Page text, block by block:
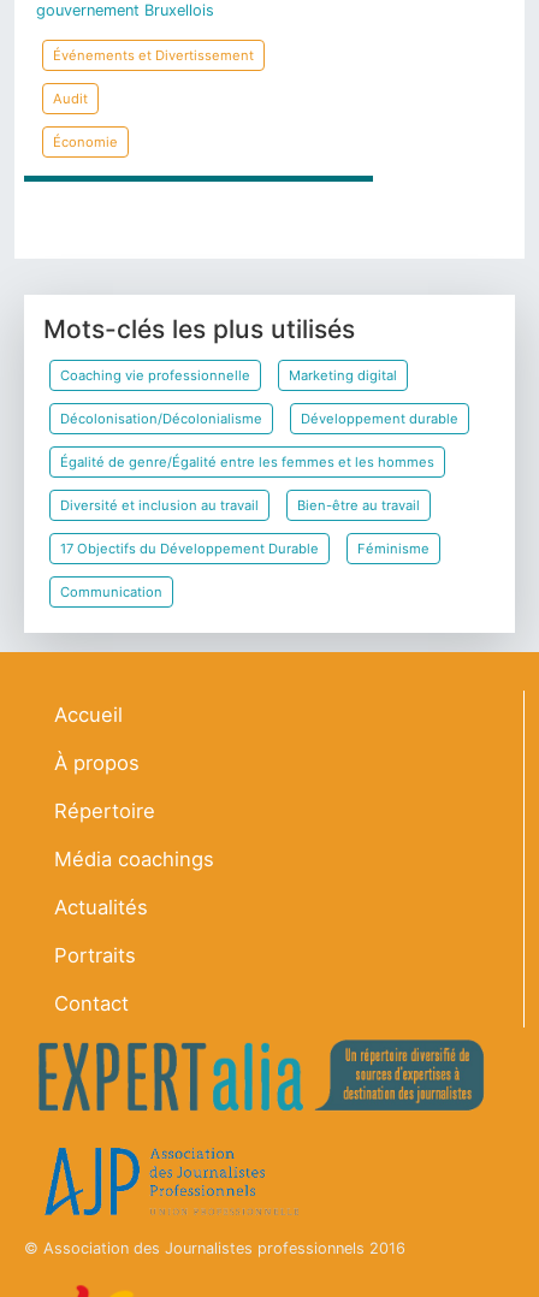
gouvernement Bruxellois
Événements et Divertissement
Audit
Économie
Mots-clés les plus utilisés
Coaching vie professionnelle Marketing digital
Décolonisation/Décolonialisme Développement durable
Égalité de genre/Égalité entre les femmes et les hommes
Diversité et inclusion au travail Bien-être au travail
17 Objectifs du Développement Durable Féminisme
Communication
Navigation principale
Accueil
À propos
Répertoire
Média coachings
Actualités
Portraits
Contact
© Association des Journalistes professionnels 2016